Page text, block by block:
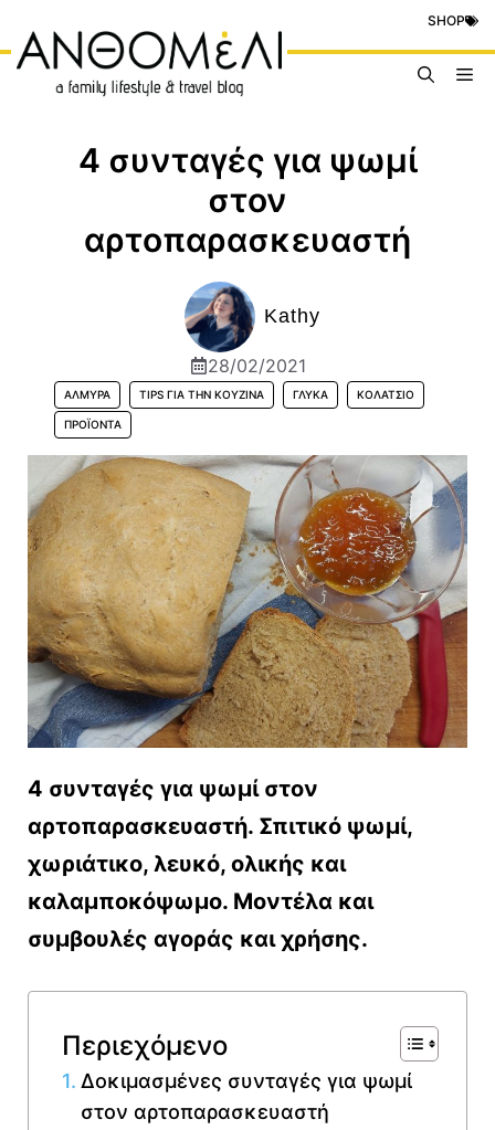
περιεχόμενο
SHOP
4 συνταγές για ψωμί
στον
αρτοπαρασκευαστή
Kathy
28/02/2021
ΑΛΜΥΡΆ TIPS ΓΙΑ ΤΗΝ ΚΟΥΖΊΝΑ ΓΛΥΚΆ ΚΟΛΑΤΣΙΌ
ΠΡΟΪΟΝΤΑ
4 συνταγές για ψωμί στον
αρτοπαρασκευαστή. Σπιτικό ψωμί,
χωριάτικο, λευκό, ολικής και
καλαμποκόψωμο. Μοντέλα και
συμβουλές αγοράς και χρήσης.
Περιεχόμενο
Δοκιμασμένες συνταγές για ψωμί
στον αρτοπαρασκευαστή